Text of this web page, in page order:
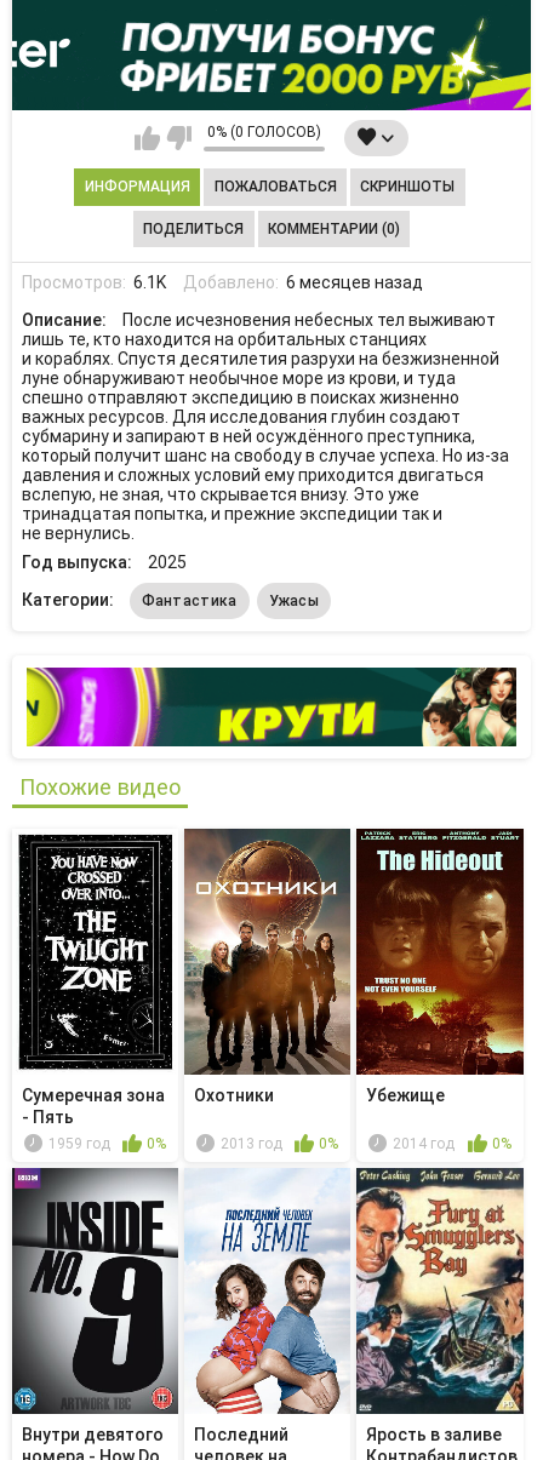
0% (0 ГОЛОСОВ)
ИНФОРМАЦИЯ ПОЖАЛОВАТЬСЯ СКРИНШОТЫ
ПОДЕЛИТЬСЯ КОММЕНТАРИИ (0)
Просмотров: 6.1K Добавлено: 6 месяцев назад
Описание:
После исчезновения небесных тел выживают
лишь те, кто находится на орбитальных станциях
и кораблях. Спустя десятилетия разрухи на безжизненной
луне обнаруживают необычное море из крови, и туда
спешно отправляют экспедицию в поисках жизненно
важных ресурсов. Для исследования глубин создают
субмарину и запирают в ней осуждённого преступника,
который получит шанс на свободу в случае успеха. Но из-за
давления и сложных условий ему приходится двигаться
вслепую, не зная, что скрывается внизу. Это уже
тринадцатая попытка, и прежние экспедиции так и
не вернулись.
Год выпуска:
2025
Категории:
Фантастика Ужасы
Похожие видео
Сумеречная зона
- Пять
персонажей в п...
1959 год 0%
Охотники
2013 год 0%
Убежище
2014 год 0%
Внутри девятого
Последний
Ярость в заливе